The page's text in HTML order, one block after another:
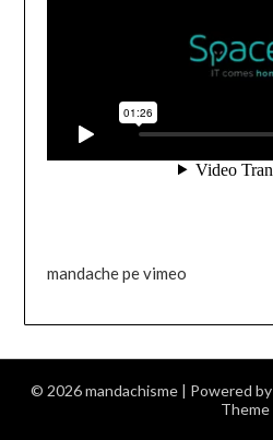
mandache pe vimeo
© 2026 mandachisme | Powered by
Theme